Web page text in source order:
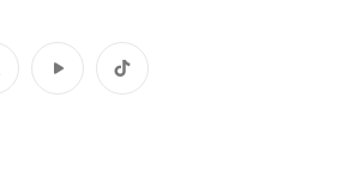
유
튜
틱
톡